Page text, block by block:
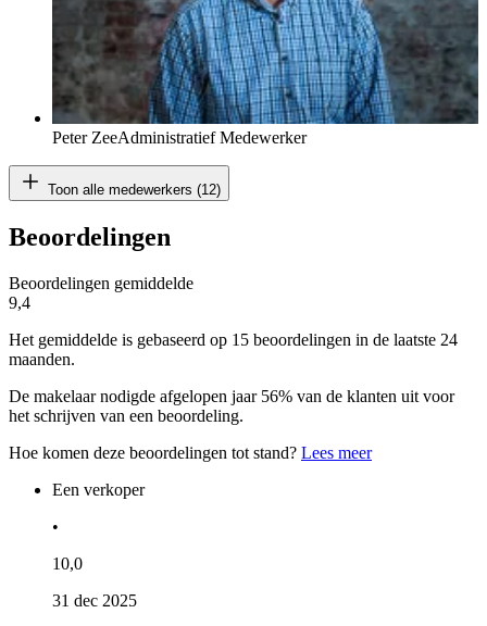
Peter ZeeAdministratief Medewerker
Toon alle medewerkers (12)
Beoordelingen
Beoordelingen gemiddelde
9,4
Het gemiddelde is gebaseerd op 15 beoordelingen in de laatste 24
maanden.
De makelaar nodigde afgelopen jaar 56% van de klanten uit voor
het schrijven van een beoordeling.
Hoe komen deze beoordelingen tot stand? Lees meer
Een verkoper
•
10,0
31 dec 2025